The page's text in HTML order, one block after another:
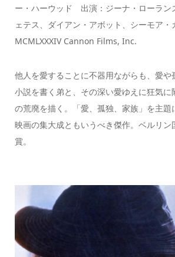
ー・ハーウッド 出演：ジーナ・ローラン
ェテス、ダイアン・アボット、シーモア
MCMLXXXIV Cannon Films, Inc.
他人を愛することに不器用ながらも、愛や
小説を書く弟と、その深い愛ゆえに狂気に
の荒廃を描く。「愛、孤独、家族」を主題
映画の集大成ともいうべき傑作。ベルリン
賞。